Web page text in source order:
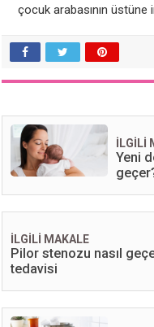
çocuk arabasının
İLGİLİ
Yeni
İLGİLİ MAKALE
Pilor stenozu nasıl
tedavisi